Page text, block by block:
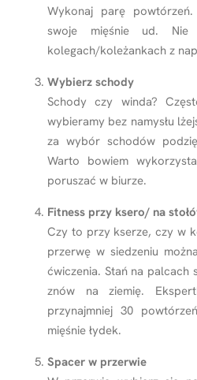
Wykonaj parę
swoje mięśnie ud.
kolegach/koleżankach z
Wybierz schody
Schody czy winda?
wybieramy bez namysłu
za wybór schodów
Warto bowiem
poruszać w biurze.
Fitness przy ksero/ na
Czy to przy kserze, czy w
przerwę w siedzeniu
ćwiczenia. Stań na palcach
znów na ziemię.
przynajmniej 30
mięśnie łydek.
Spacer w przerwie